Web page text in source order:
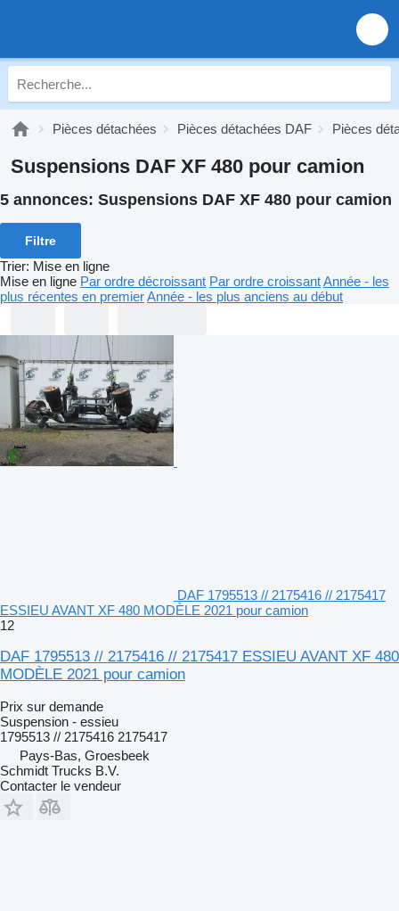
Pièces détachées Pièces détachées DAF Pièces
Suspensions DAF XF 480 pour camion
5 annonces: Suspensions DAF XF 480 pour camion
Filtre
Trier: Mise en ligne
Mise en ligne Par ordre décroissant Par ordre croissantAnnée - les
plus récentes en premierAnnée - les plus anciens au début
DAF 1795513 // 2175416 // 2175417
ESSIEU AVANT XF 480 MODÈLE 2021 pour camion
12
DAF 1795513 // 2175416 // 2175417 ESSIEU AVANT XF 480
MODÈLE 2021 pour camion
Prix sur demande
Suspension - essieu
1795513 // 2175416 2175417
Pays-Bas, Groesbeek
Schmidt Trucks B.V.
Contacter le vendeur